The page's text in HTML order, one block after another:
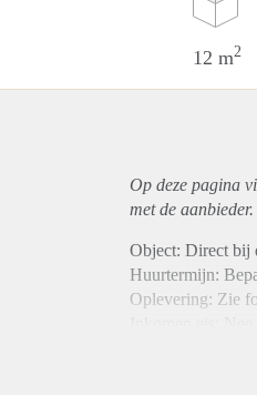
12 m2
Op deze pagina
met de aanbieder.
Object: Direct bij
Huurtermijn:
Oplevering: Zie